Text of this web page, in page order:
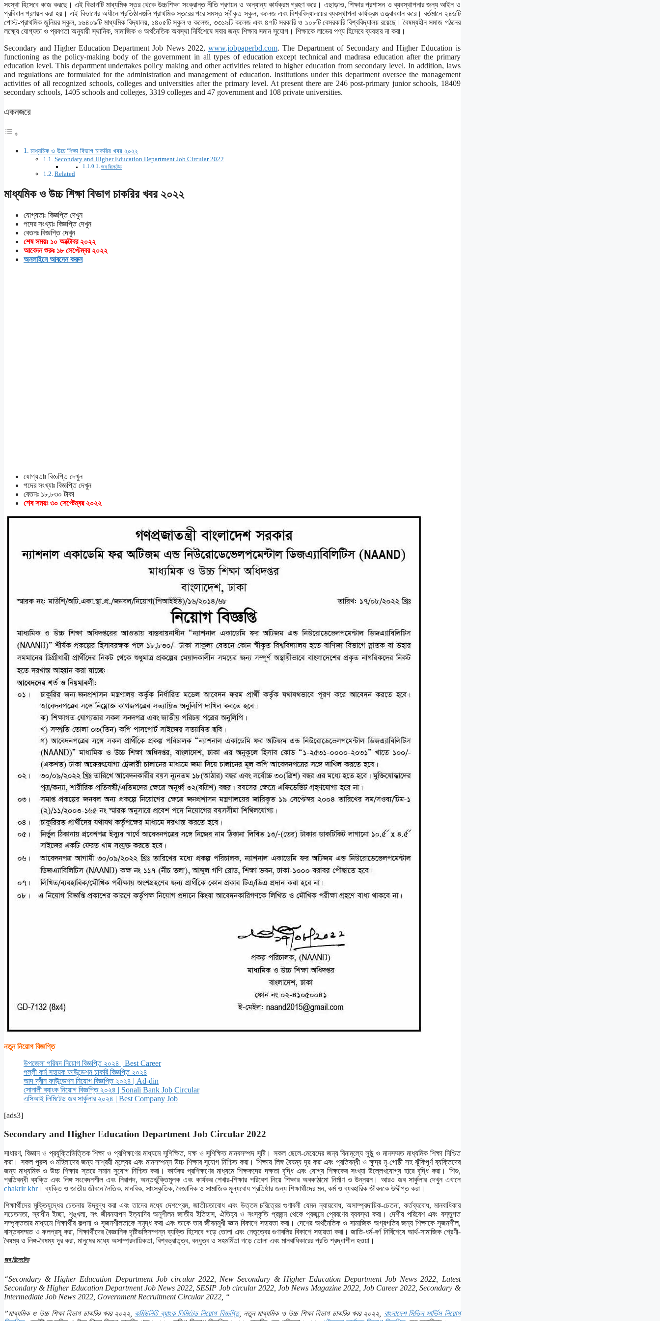
সংস্থা হিসেবে কাজ করছে। এই বিভাগটি মাধ্যমিক স্তর থেকে উচ্চশিক্ষা সংক্রান্ত নীতি প্রণয়ন ও অন্যান্য কার্যক্রম গ্রহণ করে। এছাড়াও, শিক্ষার প্রশাসন ও ব্যবস্থাপনার জন্য আইন ও
প্রবিধান প্রণয়ন করা হয়। এই বিভাগের অধীনে প্রতিষ্ঠানগুলি প্রাথমিক স্তরের পরে সমস্ত স্বীকৃত স্কুল, কলেজ এবং বিশ্ববিদ্যালয়ের ব্যবস্থাপনা কার্যক্রম তত্ত্বাবধান করে। বর্তমানে ২৪৬টি
পোস্ট-প্রাথমিক জুনিয়র স্কুল, ১৬৪০৯টি মাধ্যমিক বিদ্যালয়, ১৪০৫টি স্কুল ও কলেজ, ৩৩১৯টি কলেজ এবং ৪৭টি সরকারি ও ১০৮টি বেসরকারি বিশ্ববিদ্যালয় রয়েছে। বৈষম্যহীন সমাজ গঠনের
লক্ষ্যে যোগ্যতা ও প্রবণতা অনুযায়ী স্থানিক, সামাজিক ও অর্থনৈতিক অবস্থা নির্বিশেষে সবার জন্য শিক্ষার সমান সুযোগ। শিক্ষাকে লাভের পণ্য হিসেবে ব্যবহার না করা।
Secondary and Higher Education Department Job News 2022, www.jobpaperbd.com. The Department of Secondary and Higher Education is
functioning as the policy-making body of the government in all types of education except technical and madrasa education after the primary
education level. This department undertakes policy making and other activities related to higher education from secondary level. In addition, laws
and regulations are formulated for the administration and management of education. Institutions under this department oversee the management
activities of all recognized schools, colleges and universities after the primary level. At present there are 246 post-primary junior schools, 18409
secondary schools, 1405 schools and colleges, 3319 colleges and 47 government and 108 private universities.
একনজরে
মাধ্যমিক ও উচ্চ শিক্ষা বিভাগ চাকরির খবর ২০২২
Secondary and Higher Education Department Job Circular 2022
জব রিলেটেড
Related
মাধ্যমিক ও উচ্চ শিক্ষা বিভাগ চাকরির খবর ২০২২
যোগ্যতাঃ বিজ্ঞপ্তি দেখুন
পদের সংখ্যাঃ বিজ্ঞপ্তি দেখুন
বেতনঃ বিজ্ঞপ্তি দেখুন
শেষ সময়ঃ ১০ অক্টোবর ২০২২
আবেদন শুরুঃ ১৮ সেপ্টেম্বর ২০২২
অনলাইনে আবদেন করুন
যোগ্যতাঃ বিজ্ঞপ্তি দেখুন
পদের সংখ্যাঃ বিজ্ঞপ্তি দেখুন
বেতনঃ ১৮,৮৩০ টাকা
শেষ সময়ঃ ৩০ সেপ্টেম্বর ২০২২
নতুন নিয়োগ বিজ্ঞপ্তি
উপজেলা পরিষদ নিয়োগ বিজ্ঞপ্তি ২০২৪ | Best Career
পল্লী কর্ম সহায়ক ফাউন্ডেশন চাকরি বিজ্ঞপ্তি ২০২৪
আদ দ্বীন ফাউন্ডেশন নিয়োগ বিজ্ঞপ্তি ২০২৪ | Ad-din
সোনালী ব্যাংক নিয়োগ বিজ্ঞপ্তি ২০২৪ | Sonali Bank Job Circular
এসিআই লিমিটেড জব সার্কুলার ২০২৪ | Best Company Job
[ads3]
Secondary and Higher Education Department Job Circular 2022
সাধারণ, বিজ্ঞান ও প্রযুক্তিভিত্তিক শিক্ষা ও প্রশিক্ষণের মাধ্যমে সুশিক্ষিত, দক্ষ ও সুশিক্ষিত মানবসম্পদ সৃষ্টি। সকল ছেলে-মেয়েদের জন্য বিনামূল্যে সুষ্ঠু ও মানসম্মত মাধ্যমিক শিক্ষা নিশ্চিত
করা। সকল পুরুষ ও মহিলাদের জন্য সাশ্রয়ী মূল্যের এবং মানসম্পন্ন উচ্চ শিক্ষার সুযোগ নিশ্চিত করা। শিক্ষায় লিঙ্গ বৈষম্য দূর করা এবং প্রতিবন্ধী ও ক্ষুদ্র নৃ-গোষ্ঠী সহ ঝুঁকিপূর্ণ ব্যক্তিদের
জন্য মাধ্যমিক ও উচ্চ শিক্ষার স্তরে সমান সুযোগ নিশ্চিত করা। কার্যকর প্রশিক্ষণের মাধ্যমে শিক্ষকদের দক্ষতা বৃদ্ধি এবং যোগ্য শিক্ষকের সংখ্যা উল্লেখযোগ্য হারে বৃদ্ধি করা। শিশু,
প্রতিবন্ধী ব্যক্তি এবং লিঙ্গ সংবেদনশীল এবং নিরাপদ, অন্তর্ভুক্তিমূলক এবং কার্যকর শেখার-শিক্ষার পরিবেশ নিয়ে শিক্ষার অবকাঠামো নির্মাণ ও উন্নয়ন। আরও জব সার্কুলার দেখুন এখানে
chakrir kbr। ব্যক্তি ও জাতীয় জীবনে নৈতিক, মানবিক, সাংস্কৃতিক, বৈজ্ঞানিক ও সামাজিক মূল্যবোধ প্রতিষ্ঠার জন্য শিক্ষার্থীদের মন, কর্ম ও ব্যবহারিক জীবনকে উদ্দীপ্ত করা।
শিক্ষার্থীদের মুক্তিযুদ্ধের চেতনায় উদ্বুদ্ধ করা এবং তাদের মধ্যে দেশপ্রেম, জাতীয়তাবোধ এবং উত্তম চরিত্রের গুণাবলী যেমন ন্যায়বোধ, অসাম্প্রদায়িক-চেতনা, কর্তব্যবোধ, মানবাধিকার
সচেতনতা, স্বাধীন ইচ্ছা, শৃঙ্খলা, সৎ জীবনযাপন ইত্যাদির অনুশীলন জাতীয় ইতিহাস, ঐতিহ্য ও সংস্কৃতি প্রজন্ম থেকে প্রজন্মে প্রেরণের ব্যবস্থা করা। দেশীয় পরিবেশ এবং বস্তুগত
সম্পৃক্ততার মাধ্যমে শিক্ষার্থীর কল্পনা ও সৃজনশীলতাকে সমৃদ্ধ করা এবং তাকে তার জীবনমুখী জ্ঞান বিকাশে সহায়তা করা। দেশের অর্থনৈতিক ও সামাজিক অগ্রগতির জন্য শিক্ষাকে সৃজনশীল,
বাস্তবসম্মত ও ফলপ্রসূ করা, শিক্ষার্থীদের বৈজ্ঞানিক দৃষ্টিভঙ্গিসম্পন্ন ব্যক্তি হিসেবে গড়ে তোলা এবং নেতৃত্বের গুণাবলির বিকাশে সহায়তা করা। জাতি-ধর্ম-বর্ণ নির্বিশেষে আর্থ-সামাজিক শ্রেণী-
বৈষম্য ও লিঙ্গ-বৈষম্য দূর করা, মানুষের মধ্যে অসাম্প্রদায়িকতা, বিশ্বভ্রাতৃত্ব, বন্ধুত্ব ও সহমর্মিতা গড়ে তোলা এবং মানবাধিকারের প্রতি শ্রদ্ধাশীল হওয়া।
জব রিলেটেড
“Secondary & Higher Education Department Job circular 2022, New Secondary & Higher Education Department Job News 2022, Latest
Secondary & Higher Education Department Job News 2022, SESIP Job circular 2022, Job News Magazine 2022, Job Career 2022, Secondary &
Intermediate Job News 2022, Government Recruitment Circular 2022, “
”মাধ্যমিক ও উচ্চ শিক্ষা বিভাগ চাকরির খবর ২০২২, কমিউনিটি ব্যাংক লিমিটেড নিয়োগ বিজ্ঞপ্তি, নতুন মাধ্যমিক ও উচ্চ শিক্ষা বিভাগ চাকরির খবর ২০২২, বাংলাদেশ সিভিল সার্ভিস নিয়োগ